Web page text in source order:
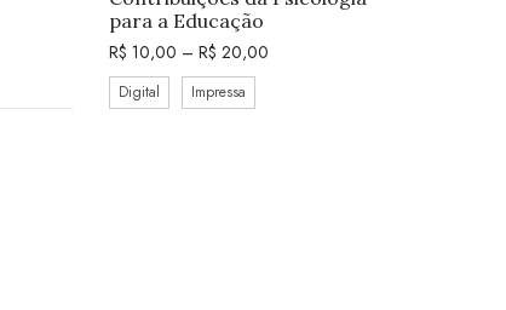
para a Educação
R$ 10,00 – R$ 20,00
Digital Impressa